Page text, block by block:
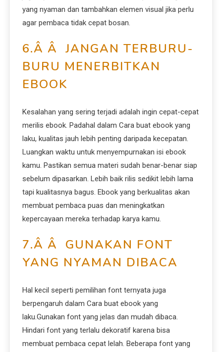
yang nyaman dan tambahkan elemen visual jika perlu
agar pembaca tidak cepat bosan.
6.Â Â JANGAN TERBURU-
BURU MENERBITKAN
EBOOK
Kesalahan yang sering terjadi adalah ingin cepat-cepat
merilis ebook. Padahal dalam Cara buat ebook yang
laku, kualitas jauh lebih penting daripada kecepatan.
Luangkan waktu untuk menyempurnakan isi ebook
kamu. Pastikan semua materi sudah benar-benar siap
sebelum dipasarkan. Lebih baik rilis sedikit lebih lama
tapi kualitasnya bagus. Ebook yang berkualitas akan
membuat pembaca puas dan meningkatkan
kepercayaan mereka terhadap karya kamu.
7.Â Â GUNAKAN FONT
YANG NYAMAN DIBACA
Hal kecil seperti pemilihan font ternyata juga
berpengaruh dalam Cara buat ebook yang
laku.Gunakan font yang jelas dan mudah dibaca.
Hindari font yang terlalu dekoratif karena bisa
membuat pembaca cepat lelah. Beberapa font yang